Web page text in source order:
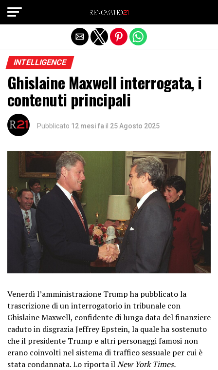
INTELLIGENCE
Ghislaine Maxwell interrogata, i
contenuti principali
Pubblicato 12 mesi fa il 25 Agosto 2025
Venerdì l’amministrazione Trump ha pubblicato la
trascrizione di un interrogatorio in tribunale con
Ghislaine Maxwell, confidente di lunga data del finanziere
caduto in disgrazia Jeffrey Epstein, la quale ha sostenuto
che il presidente Trump e altri personaggi famosi non
erano coinvolti nel sistema di traffico sessuale per cui è
stata condannata. Lo riporta ilNew York Times.
Exit mobile version